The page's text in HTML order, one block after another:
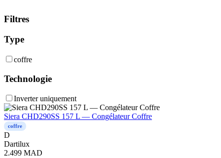
Filtres
Type
coffre
Technologie
Inverter uniquement
Siera CHD290SS 157 L — Congélateur Coffre
coffre
D
Dartilux
2.499 MAD